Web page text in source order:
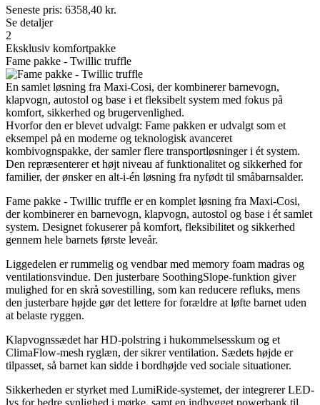
Seneste pris: 6358,40 kr.
Se detaljer
2
Eksklusiv komfortpakke
Fame pakke - Twillic truffle
En samlet løsning fra Maxi-Cosi, der kombinerer barnevogn,
klapvogn, autostol og base i et fleksibelt system med fokus på
komfort, sikkerhed og brugervenlighed.
Hvorfor den er blevet udvalgt: Fame pakken er udvalgt som et
eksempel på en moderne og teknologisk avanceret
kombivognspakke, der samler flere transportløsninger i ét system.
Den repræsenterer et højt niveau af funktionalitet og sikkerhed for
familier, der ønsker en alt-i-én løsning fra nyfødt til småbarnsalder.
Fame pakke - Twillic truffle er en komplet løsning fra Maxi-Cosi,
der kombinerer en barnevogn, klapvogn, autostol og base i ét samlet
system. Designet fokuserer på komfort, fleksibilitet og sikkerhed
gennem hele barnets første leveår.
Liggedelen er rummelig og vendbar med memory foam madras og
ventilationsvindue. Den justerbare SoothingSlope-funktion giver
mulighed for en skrå sovestilling, som kan reducere refluks, mens
den justerbare højde gør det lettere for forældre at løfte barnet uden
at belaste ryggen.
Klapvognssædet har HD-polstring i hukommelsesskum og et
ClimaFlow-mesh ryglæn, der sikrer ventilation. Sædets højde er
tilpasset, så barnet kan sidde i bordhøjde ved sociale situationer.
Sikkerheden er styrket med LumiRide-systemet, der integrerer LED-
lys for bedre synlighed i mørke, samt en indbygget powerbank til